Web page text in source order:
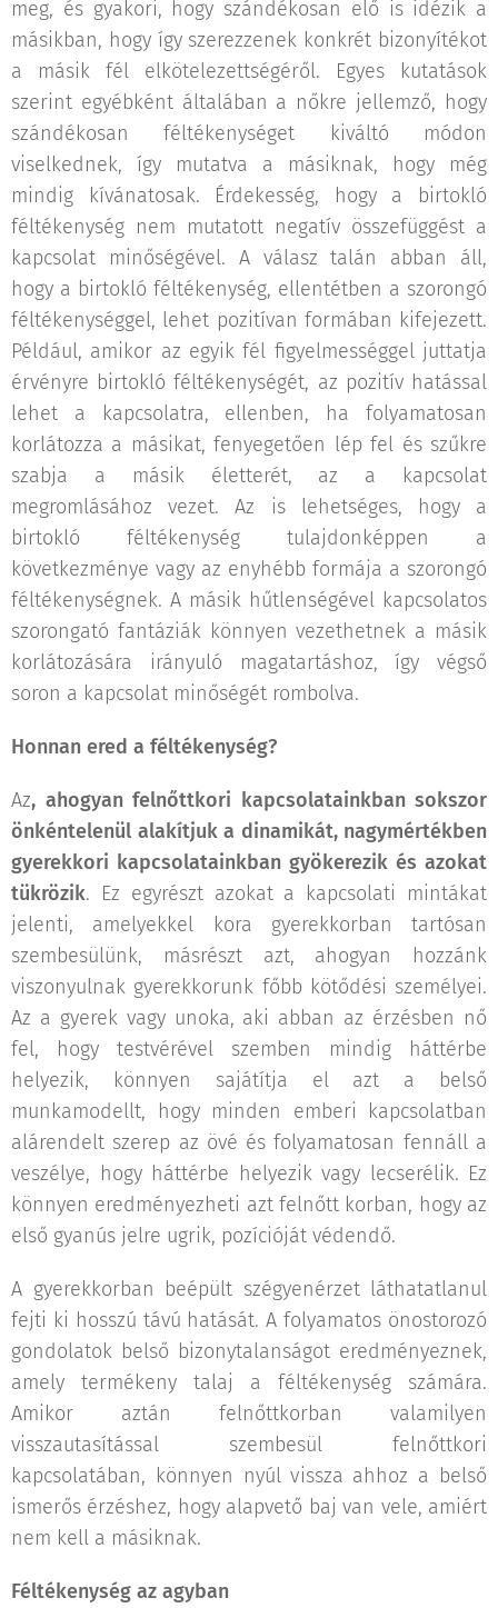
meg, és gyakori, hogy szándékosan elő is idézik a
másikban, hogy így szerezzenek konkrét bizonyítékot
a másik fél elkötelezettségéről. Egyes kutatások
szerint egyébként általában a nőkre jellemző, hogy
szándékosan féltékenységet kiváltó módon
viselkednek, így mutatva a másiknak, hogy még
mindig kívánatosak. Érdekesség, hogy a birtokló
féltékenység nem mutatott negatív összefüggést a
kapcsolat minőségével. A válasz talán abban áll,
hogy a birtokló féltékenység, ellentétben a szorongó
féltékenységgel, lehet pozitívan formában kifejezett.
Például, amikor az egyik fél figyelmességgel juttatja
érvényre birtokló féltékenységét, az pozitív hatással
lehet a kapcsolatra, ellenben, ha folyamatosan
korlátozza a másikat, fenyegetően lép fel és szűkre
szabja a másik életterét, az a kapcsolat
megromlásához vezet. Az is lehetséges, hogy a
birtokló féltékenység tulajdonképpen a
következménye vagy az enyhébb formája a szorongó
féltékenységnek. A másik hűtlenségével kapcsolatos
szorongató fantáziák könnyen vezethetnek a másik
korlátozására irányuló magatartáshoz, így végső
soron a kapcsolat minőségét rombolva.
Honnan ered a féltékenység?
Az, ahogyan felnőttkori kapcsolatainkban sokszor
önkéntelenül alakítjuk a dinamikát, nagymértékben
gyerekkori kapcsolatainkban gyökerezik és azokat
tükrözik. Ez egyrészt azokat a kapcsolati mintákat
jelenti, amelyekkel kora gyerekkorban tartósan
szembesülünk, másrészt azt, ahogyan hozzánk
viszonyulnak gyerekkorunk főbb kötődési személyei.
Az a gyerek vagy unoka, aki abban az érzésben nő
fel, hogy testvérével szemben mindig háttérbe
helyezik, könnyen sajátítja el azt a belső
munkamodellt, hogy minden emberi kapcsolatban
alárendelt szerep az övé és folyamatosan fennáll a
veszélye, hogy háttérbe helyezik vagy lecserélik. Ez
könnyen eredményezheti azt felnőtt korban, hogy az
első gyanús jelre ugrik, pozícióját védendő.
A gyerekkorban beépült szégyenérzet láthatatlanul
fejti ki hosszú távú hatását. A folyamatos önostorozó
gondolatok belső bizonytalanságot eredményeznek,
amely termékeny talaj a féltékenység számára.
Amikor aztán felnőttkorban valamilyen
visszautasítással szembesül felnőttkori
kapcsolatában, könnyen nyúl vissza ahhoz a belső
ismerős érzéshez, hogy alapvető baj van vele, amiért
nem kell a másiknak.
Féltékenység az agyban